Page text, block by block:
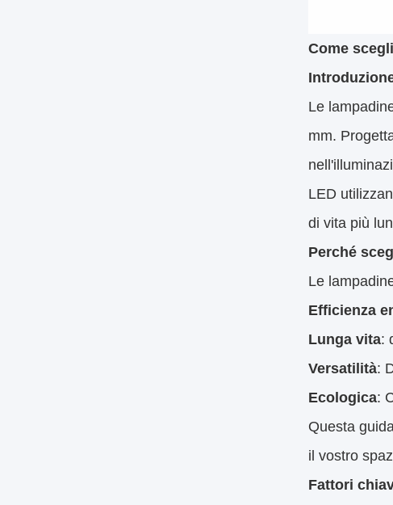
Come
Le
mm.
LED
di vita più
Perché
Le
Efficienza
Lunga vita:
Versatilità:
Ecologica:
Questa
il vostro
Fattori